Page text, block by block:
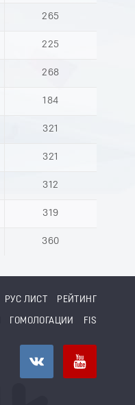
265
225
268
184
321
321
312
319
360
РУС ЛИСТ РЕЙТИНГ
ГОМОЛОГАЦИИ FIS